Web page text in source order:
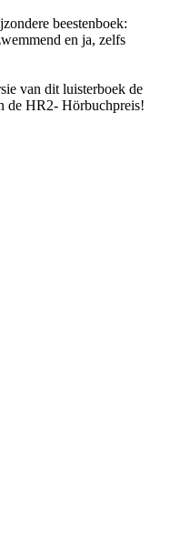
beestenboek:
en ja, zelfs
van dit luisterboek de
de HR2- Hörbuchpreis!